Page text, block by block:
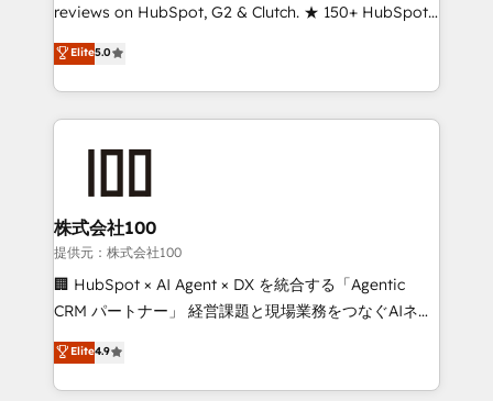
reviews on HubSpot, G2 & Clutch. ★ 150+ HubSpot
Certified Experts & Trainers across the team ★
1,500+ implementations across five continents ★ AI-
First, RevOps-led, Onboarding obsessed ★
Company of the Year 2024/25 INSIDEA helps
and build AI-powered workflows that drive adoption
from week one, in your time zone. What we do ➤
Onboarding: Live in weeks, with workflows built
around your business, not a template. ➤ Migration:
Move from any legacy CRM. Zero downtime, full data
run your revenue process. Sales, marketing, and
service wired together. ➤ AI and Integrations: Layer
Elite5.0
株式会社100
提供元：株式会社100
🏢 HubSpot × AI Agent × DX を統合する「Agentic
CRM パートナー」 経営課題と現場業務をつなぐAIネイ
ティブ・エージェンシーとして、HubSpot Eliteの実装
力で顧客フロント業務を再設計します。 💡 100inc は何
をする会社か？ HubSpotを共通基盤に、AIエージェン
Elite4.9